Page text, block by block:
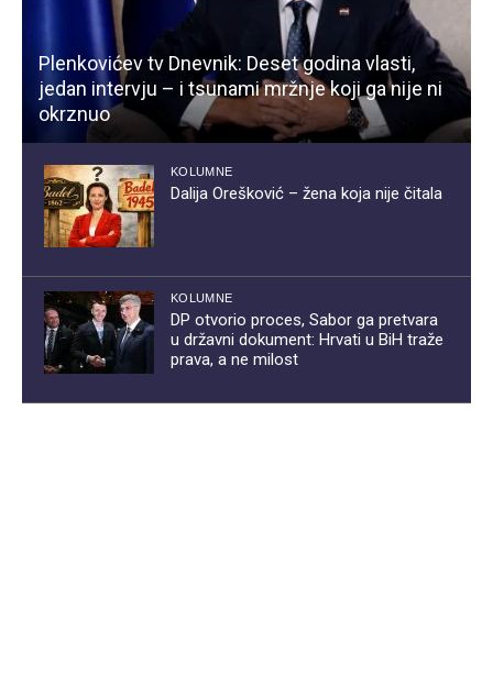
Plenkovićev tv Dnevnik: Deset godina vlasti,
jedan intervju – i tsunami mržnje koji ga nije ni
okrznuo
KOLUMNE
Dalija Orešković – žena koja nije čitala
KOLUMNE
DP otvorio proces, Sabor ga pretvara
u državni dokument: Hrvati u BiH traže
prava, a ne milost